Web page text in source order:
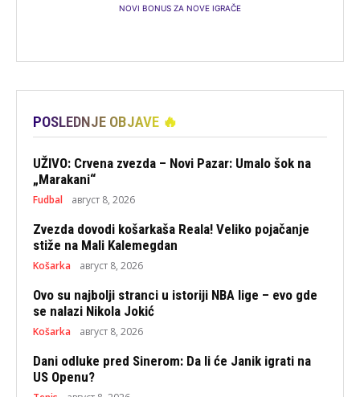
NOVI BONUS ZA NOVE IGRAČE
POSLEDNJE OBJAVE 🔥
UŽIVO: Crvena zvezda – Novi Pazar: Umalo šok na
„Marakani“
Fudbal август 8, 2026
Zvezda dovodi košarkaša Reala! Veliko pojačanje
stiže na Mali Kalemegdan
Košarka август 8, 2026
Ovo su najbolji stranci u istoriji NBA lige – evo gde
se nalazi Nikola Jokić
Košarka август 8, 2026
Dani odluke pred Sinerom: Da li će Janik igrati na
US Openu?